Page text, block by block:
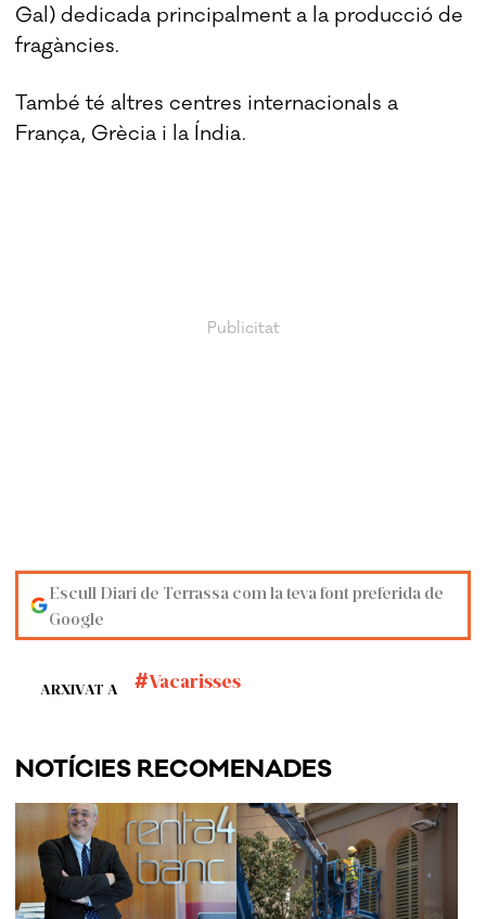
Gal) dedicada principalment a la producció de
fragàncies.
També té altres centres internacionals a
França, Grècia i la Índia.
Escull Diari de Terrassa com la teva font preferida de
Google
ARXIVAT A Vacarisses
NOTÍCIES RECOMENADES